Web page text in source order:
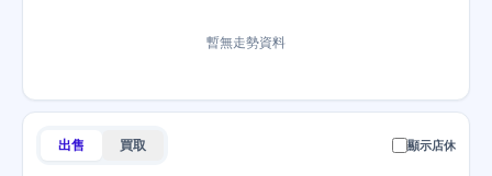
暫無走勢資料
出售 買取 顯示店休